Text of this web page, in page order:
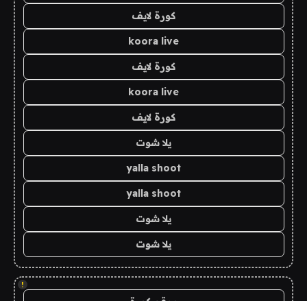
كورة لايف
koora live
كورة لايف
koora live
كورة لايف
يلا شوت
yalla shoot
yalla shoot
يلا شوت
يلا شوت
!